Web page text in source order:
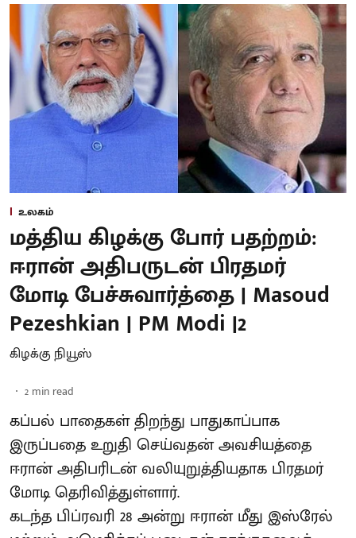
உலகம்
மத்திய கிழக்கு போர் பதற்றம்:
ஈரான் அதிபருடன் பிரதமர்
மோடி பேச்சுவார்த்தை | Masoud
Pezeshkian | PM Modi |2
கிழக்கு நியூஸ்
2 min read
கப்பல் பாதைகள் திறந்து பாதுகாப்பாக
இருப்பதை உறுதி செய்வதன் அவசியத்தை
ஈரான் அதிபரிடன் வலியுறுத்தியதாக பிரதமர்
மோடி தெரிவித்துள்ளார்.
கடந்த பிப்ரவரி 28 அன்று ஈரான் மீது இஸ்ரேல்